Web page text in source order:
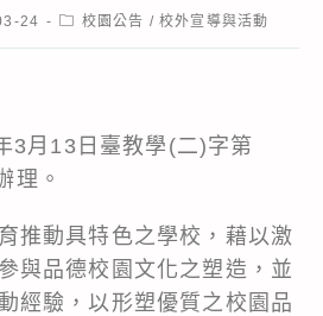
24
Post校園公告 / 校外宣導與活動
3月13日臺教學(二)字第
理。
推動具特色之學校，藉以激
與品德校園文化之塑造，並
經驗，以形塑優質之校園品